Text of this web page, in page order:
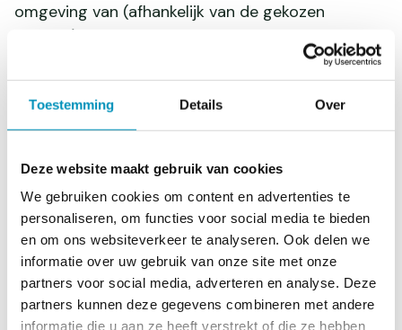
Toestemming Details Over
Deze website maakt gebruik van cookies
We gebruiken cookies om content en advertenties te
personaliseren, om functies voor social media te bieden
en om ons websiteverkeer te analyseren. Ook delen we
informatie over uw gebruik van onze site met onze
partners voor social media, adverteren en analyse. Deze
partners kunnen deze gegevens combineren met andere
informatie die u aan ze heeft verstrekt of die ze hebben
omgeving van (afhankelijk van de gekozen
afstand) Huisseling, Ravenstein, Neerlangel,
Overlangel, Neerloon, Deursen, Herpen en Niftrik.
Per dag kunnen de volgende afstanden gelopen
worden: 4 km of 8 km. De start is tussen 17.45 -
18.00 uur. Let op, de startlocaties verschillen per
Huisseling - Woensdag: 't Kempke, Laantje 1,
Ravenstein - Donderdag: 't Kempke, Laantje 1,
Ravenstein - Vrijdag: Sint-Lambertus Kerk,
Hamstraat 1, Huisseling
Bezoekers Informatie